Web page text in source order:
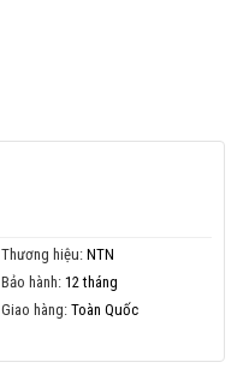
Thương hiệu: NTN
Bảo hành: 12 tháng
Giao hàng: Toàn Quốc